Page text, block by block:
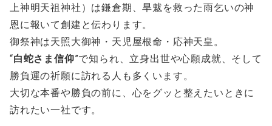
上神明天祖神社）は鎌倉期、旱魃を救った雨乞いの神
恩に報いて創建と伝わります。
御祭神は天照大御神・天児屋根命・応神天皇。
“白蛇さま信仰”で知られ、立身出世や心願成就、そして
勝負運の祈願に訪れる人も多くいます。
大切な本番や勝負の前に、心をグッと整えたいときに
訪れたい一社です。